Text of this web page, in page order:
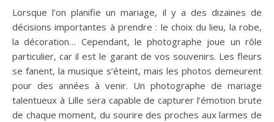
Lorsque l’on planifie un mariage, il y a des dizaines de
décisions importantes à prendre : le choix du lieu, la robe,
la décoration… Cependant, le photographe joue un rôle
particulier, car il est le garant de vos souvenirs. Les fleurs
se fanent, la musique s’éteint, mais les photos demeurent
pour des années à venir. Un photographe de mariage
talentueux à Lille sera capable de capturer l’émotion brute
de chaque moment, du sourire des proches aux larmes de